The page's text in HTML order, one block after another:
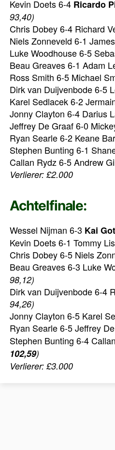
Kevin Doets 6-4 Ricardo
93,40)
Chris Dobey 6-4 Richard
Niels Zonneveld 6-1
Luke Woodhouse 6-5
Beau Greaves 6-1 Adam
Ross Smith 6-5 Michael
Dirk van Duijvenbode 6-5
Karel Sedlacek 6-2
Jonny Clayton 6-4 Darius
Jeffrey De Graaf 6-0
Ryan Searle 6-2 Keane
Stephen Bunting 6-1
Callan Rydz 6-5 Andrew
Verlierer: £2.000
Achtelfinale:
Wessel Nijman 6-3 Kai
Kevin Doets 6-1 Tommy
Chris Dobey 6-5 Niels
Beau Greaves 6-3 Luke
98,12)
Dirk van Duijvenbode 6-4
94,26)
Jonny Clayton 6-5 Karel
Ryan Searle 6-5 Jeffrey
Stephen Bunting 6-4
102,59)
Verlierer: £3.000